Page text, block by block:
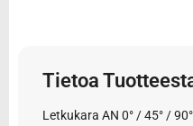
Tietoa
Letkukara AN 0° / 45° /